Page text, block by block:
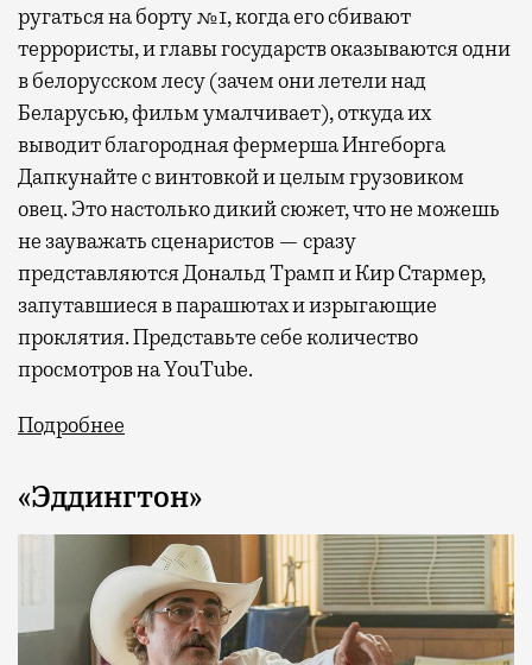
ругаться на борту №1, когда его сбивают
террористы, и главы государств оказываются одни
в белорусском лесу (зачем они летели над
Беларусью, фильм умалчивает), откуда их
выводит благородная фермерша Ингеборга
Дапкунайте с винтовкой и целым грузовиком
овец. Это настолько дикий сюжет, что не можешь
не зауважать сценаристов — сразу
представляются Дональд Трамп и Кир Стармер,
запутавшиеся в парашютах и изрыгающие
проклятия. Представьте себе количество
просмотров на YouTube.
Подробнее
«Эддингтон»